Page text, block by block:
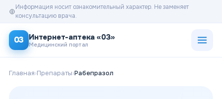
Информация носит ознакомительный характер. Не заменяет
консультацию врача.
03 Интернет-аптека «03»
Медицинский портал
Главная›Препараты›Рабепразол